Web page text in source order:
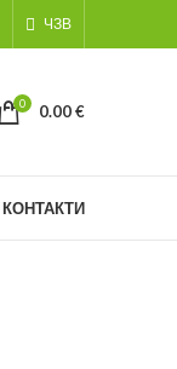
ЧЗВ
0 0.00€
КОНТАКТИ